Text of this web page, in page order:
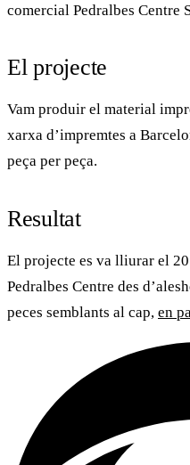
comercial Pedralbes Centre
El projecte
Vam produir el material
xarxa d’impremtes a
peça per peça.
Resultat
El projecte es va lliurar el
Pedralbes Centre des
peces semblants al cap, en